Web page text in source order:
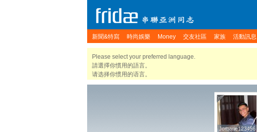
新聞&特寫 時尚娛樂 Money 交友社區 家族 活動訊息
Please select your preferred language.
請選擇你慣用的語言。
请选择你惯用的语言。
Jomarie123456
Jomarie123456